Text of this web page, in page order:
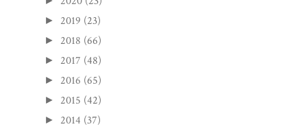
► 2019 (23)
► 2018 (66)
► 2017 (48)
► 2016 (65)
► 2015 (42)
► 2014 (37)